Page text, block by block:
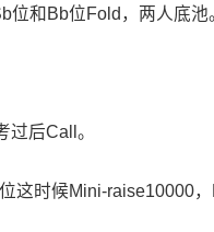
和Bb位Fold，两人底池
后Call。
这时候Mini-raise10000